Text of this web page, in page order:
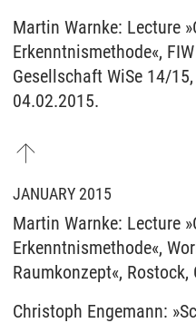
Martin Warnke: Lecture
Erkenntnismethode«,
Gesellschaft WiSe 14/
04.02.2015.
JANUARY 2015
Martin Warnke: Lecture
Erkenntnismethode«,
Raumkonzept«,
Christoph Engemann: